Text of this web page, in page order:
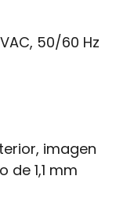
50/60 Hz
imagen
de 1,1 mm